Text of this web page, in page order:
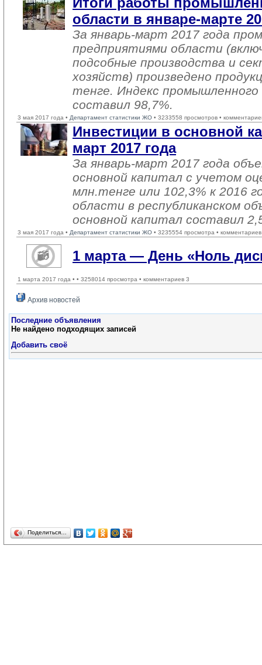
области в январе-марте
За январь-март 2017 года
предприятиями области
подсобные производства и
хозяйств) произведено
тенге. Индекс промышленного
составил 98,7%.
3 мая 2017 года • Департамент статистики ЖО • 3233558 просмотров •
Инвестиции в основной
март 2017 года
За январь-март 2017 года
основной капитал с учетом
млн.тенге или 102,3% к 2016
области в республиканском
основной капитал составил
3 мая 2017 года • Департамент статистики ЖО • 3235554 просмотра •
1 марта — День «Ноль
1 марта 2017 года • • 3258014 просмотра • комментариев 3
Архив новостей
Последние объявления
Не найдено подходящих записей
Добавить своё
Поделиться…